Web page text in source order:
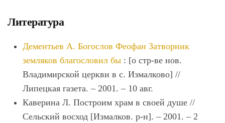
Литература
Дементьев А. Богослов Феофан Затворник
земляков благословил бы : [о стр-ве нов.
Владимирской церкви в с. Измалково] //
Липецкая газета. – 2001. – 10 авг.
Каверина Л. Построим храм в своей душе //
Сельский восход [Измалков. р-н]. – 2001. – 2